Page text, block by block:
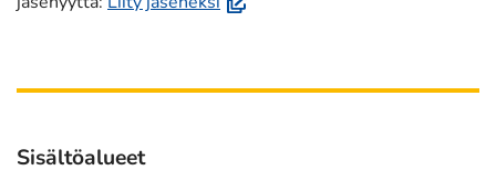
siirryt
Sisältöalueet